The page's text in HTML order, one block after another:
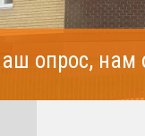
опрос,